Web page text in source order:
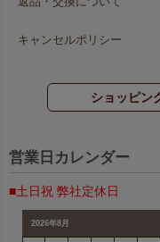
キャンセルポリシー
ショッピン
営業日カレンダー
■土日祝 弊社定休日
2026年8月